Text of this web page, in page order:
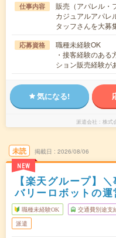
仕事内容
販売（アパレル・
カジュアルアパレ
タッフさんを大募
応募資格
職種未経験OK
・接客経験のあ
ション販売経験
気になる!
派遣会社 株式
未読
NEW
掲載日 2026/08/06
【楽天グループ】
バリーロボットの運
職種未経験OK 交通費別途支
派遣